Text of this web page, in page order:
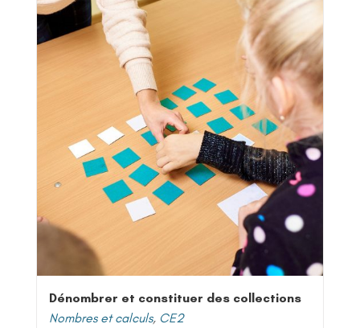
Dénombrer et constituer des collections
Nombres et calculs, CE2